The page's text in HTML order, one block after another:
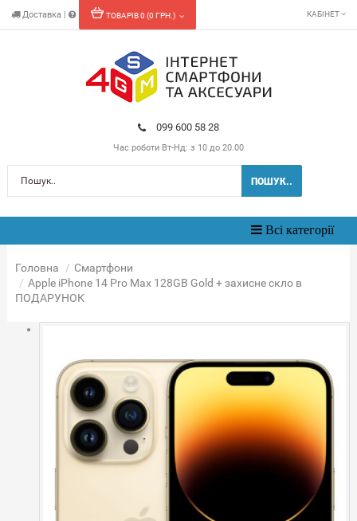
Доставка | КАБІНЕТ
099 600 58 28
Час роботи Вт-Нд: з 10 до 20.00
ТОВАРІВ 0 (0 ГРН.)
ПОШУК..
Toggle
navigation
Всі категорії
Головна
Смартфони
Apple iPhone 14 Pro Max 128GB Gold + захисне скло в
ПОДАРУНОК